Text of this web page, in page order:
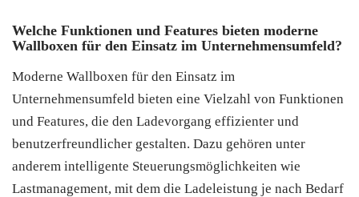
Welche Funktionen und Features bieten moderne
Wallboxen für den Einsatz im Unternehmensumfeld?
Moderne Wallboxen für den Einsatz im
Unternehmensumfeld bieten eine Vielzahl von Funktionen
und Features, die den Ladevorgang effizienter und
benutzerfreundlicher gestalten. Dazu gehören unter
anderem intelligente Steuerungsmöglichkeiten wie
Lastmanagement, mit dem die Ladeleistung je nach Bedarf